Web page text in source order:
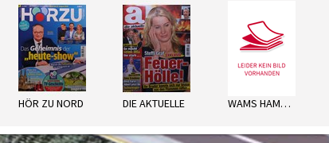
HÖR ZU NORD DIE AKTUELLE WAMS HAMBURG am Samstag
next